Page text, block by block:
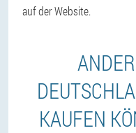
auf der Website.
KAUFEN